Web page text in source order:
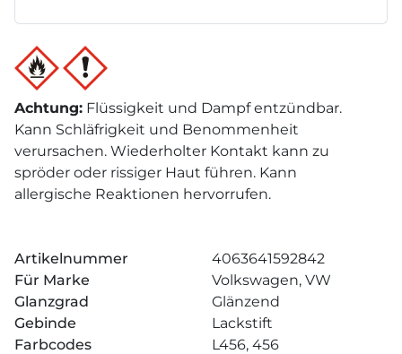
Achtung: Flüssigkeit und Dampf entzündbar.
Kann Schläfrigkeit und Benommenheit
verursachen. Wiederholter Kontakt kann zu
spröder oder rissiger Haut führen. Kann
allergische Reaktionen hervorrufen.
Artikelnummer
4063641592842
Für Marke
Volkswagen, VW
Glanzgrad
Glänzend
Gebinde
Lackstift
Farbcodes
L456, 456